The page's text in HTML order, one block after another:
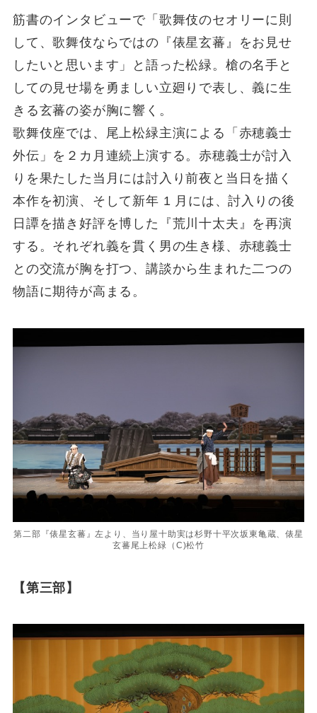
筋書のインタビューで「歌舞伎のセオリーに則
して、歌舞伎ならではの『俵星玄蕃』をお見せ
したいと思います」と語った松緑。槍の名手と
しての見せ場を勇ましい立廻りで表し、義に生
きる玄蕃の姿が胸に響く。
歌舞伎座では、尾上松緑主演による「赤穂義士
外伝」を２カ月連続上演する。赤穂義士が討入
りを果たした当月には討入り前夜と当日を描く
本作を初演、そして新年 1 月には、討入りの後
日譚を描き好評を博した『荒川十太夫』を再演
する。それぞれ義を貫く男の生き様、赤穂義士
との交流が胸を打つ、講談から生まれた二つの
物語に期待が高まる。
第二部『俵星玄蕃』左より、当り屋十助実は杉野十平次坂東亀蔵、俵星
玄蕃尾上松緑（C)松竹
【第三部】